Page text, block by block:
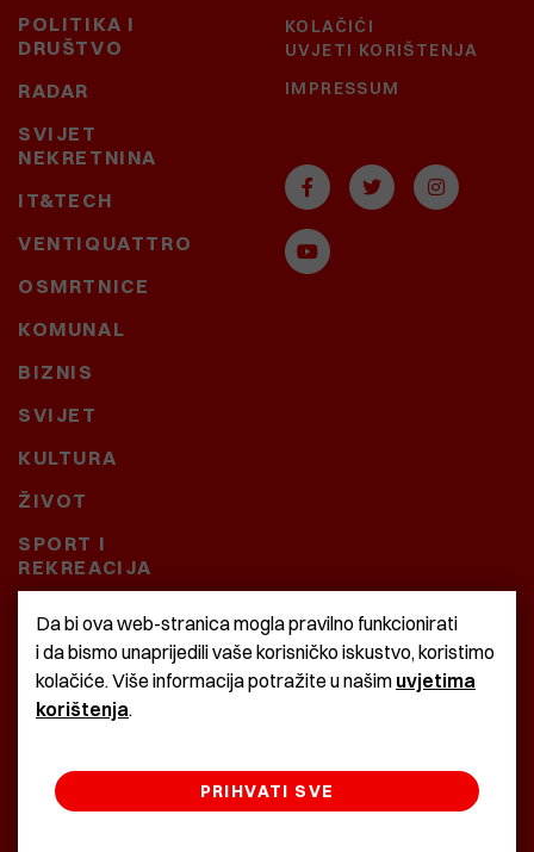
POLITIKA I
DRUŠTVO
RADAR
SVIJET
NEKRETNINA
IT&TECH
VENTIQUATTRO
OSMRTNICE
KOMUNAL
BIZNIS
SVIJET
KULTURA
ŽIVOT
SPORT I
REKREACIJA
CRNA KRONIKA
BAŠTARDINI I PRAVI
KRASNA ZEMLJA
KOLAČIĆI
UVJETI KORIŠTENJA
IMPRESSUM
Da bi ova web-stranica mogla pravilno funkcionirati
i da bismo unaprijedili vaše korisničko iskustvo, koristimo
kolačiće. Više informacija potražite u našim uvjetima
korištenja.
PRIHVATI SVE